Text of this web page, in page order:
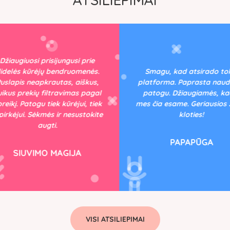
Džiaugiuosi prisijungusi prie
kūrėjų bendruomenės.
neapkrautas, aiškus,
prekių filtravimas pagal
Patogu tiek kūrėjui, tiek
Sėkmės ir nesustokite
augti.
SIUVIMO MAGIJA
Smagu, kad atsirado
platforma. Paprasta
patogu. Džiaugiamės, kad
mes čia esame. Geriausios
kloties!
PAPAPŪGA
VISI ATSILIEPIMAI